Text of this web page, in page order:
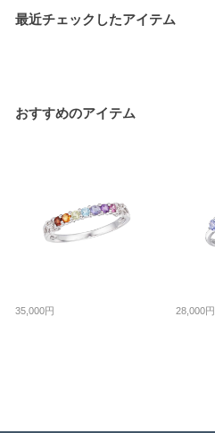
最近チェックしたアイテム
おすすめのアイテム
35,000円 28,000円